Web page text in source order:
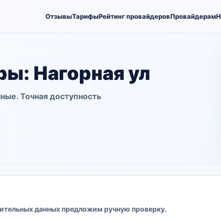
ОтзывыТарифыРейтинг провайдеровПровайдерам
Нагорная ул
Точная доступность
данных предложим ручную проверку.